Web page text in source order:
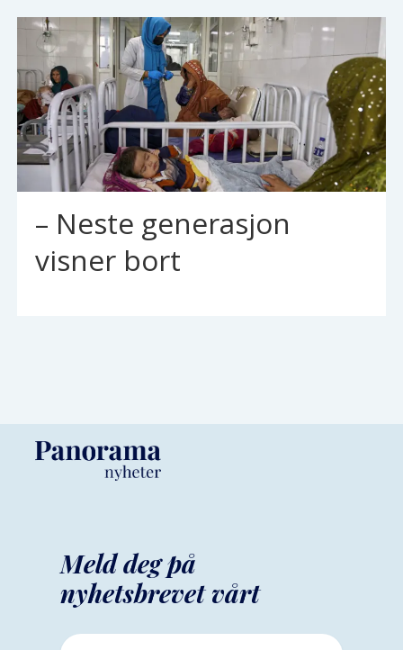
– Neste generasjon
visner bort
Meld deg på
nyhetsbrevet vårt